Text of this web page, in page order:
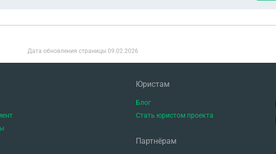
Дата обновления страницы 09.02.2026
Юристам
Блог
Стать юристом проекта
Партнёрам